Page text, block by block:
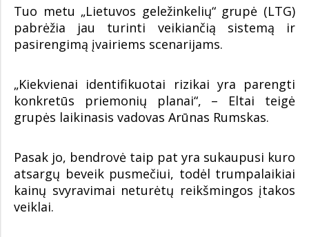
Tuo metu „Lietuvos geležinkelių“ grupė (LTG)
pabrėžia jau turinti veikiančią sistemą ir
pasirengimą įvairiems scenarijams.
„Kiekvienai identifikuotai rizikai yra parengti
konkretūs priemonių planai“, – Eltai teigė
grupės laikinasis vadovas Arūnas Rumskas.
Pasak jo, bendrovė taip pat yra sukaupusi kuro
atsargų beveik pusmečiui, todėl trumpalaikiai
kainų svyravimai neturėtų reikšmingos įtakos
veiklai.